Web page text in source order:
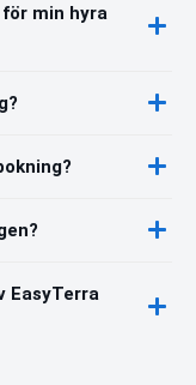
min hyra
EasyTerra